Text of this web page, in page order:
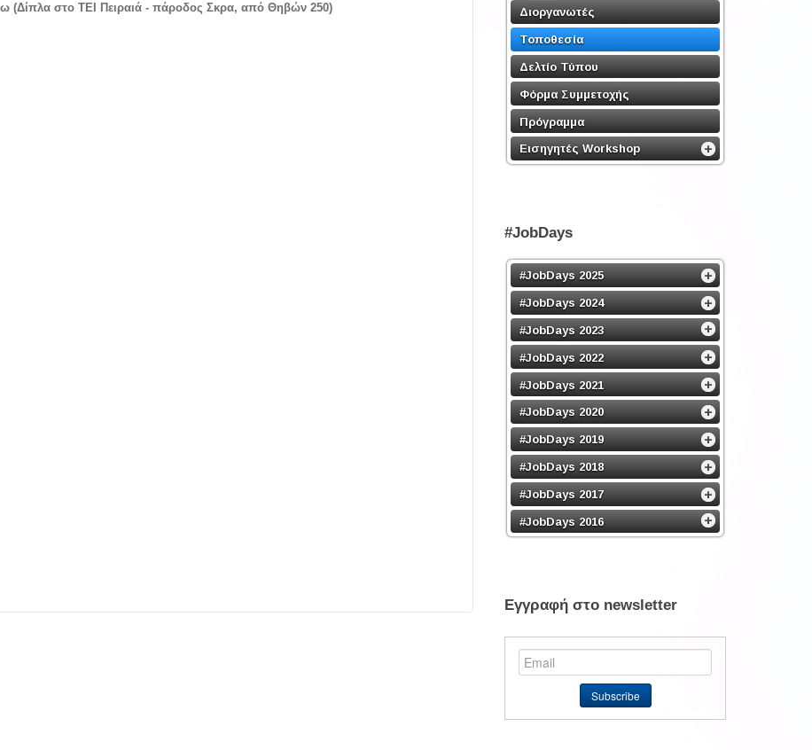
(Δίπλα στο ΤΕΙ Πειραιά - πάροδος Σκρα, από Θηβών 250) Διοργανωτές
Τοποθεσία
Δελτίο Τύπου
Φόρμα Συμμετοχής
Πρόγραμμα
Εισηγητές Workshop
#JobDays
#JobDays 2025
#JobDays 2024
#JobDays 2023
#JobDays 2022
#JobDays 2021
#JobDays 2020
#JobDays 2019
#JobDays 2018
#JobDays 2017
#JobDays 2016
Εγγραφή στο newsletter